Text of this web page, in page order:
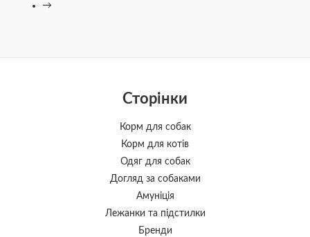
→
Сторінки
Корм для собак
Корм для котів
Одяг для собак
Догляд за собаками
Амуніція
Лежанки та підстилки
Бренди